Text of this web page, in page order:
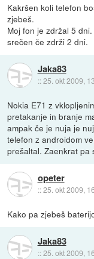
Kakršen koli telefon
zjebeš.
Moj fon je zdržal 5
srečen če zdrži 2 dni.
Jaka83
::25. okt 2009,
Nokia E71 z
pretakanje in branje
ampak če je nuja je
telefon z androidom
prešaltal. Zaenkrat pa
opeter
::25. okt 2009,
Kako pa zjebeš
Jaka83
::25. okt 2009,